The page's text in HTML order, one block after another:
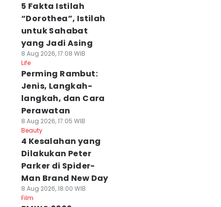
5 Fakta Istilah
“Dorothea”, Istilah
untuk Sahabat
yang Jadi Asing
8 Aug 2026, 17:08 WIB
Life
Perming Rambut:
Jenis, Langkah-
langkah, dan Cara
Perawatan
8 Aug 2026, 17:05 WIB
Beauty
4 Kesalahan yang
Dilakukan Peter
Parker di Spider-
Man Brand New Day
8 Aug 2026, 18:00 WIB
Film